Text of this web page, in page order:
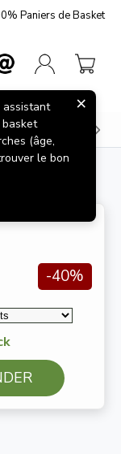
Paniers de Basket
INSPIRATIONS
-40%
assistant
(âge,
le bon
×